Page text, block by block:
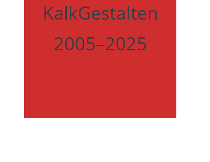
KalkGestalten
2005–2025